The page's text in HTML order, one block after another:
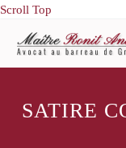
Scroll Top
SATIRE